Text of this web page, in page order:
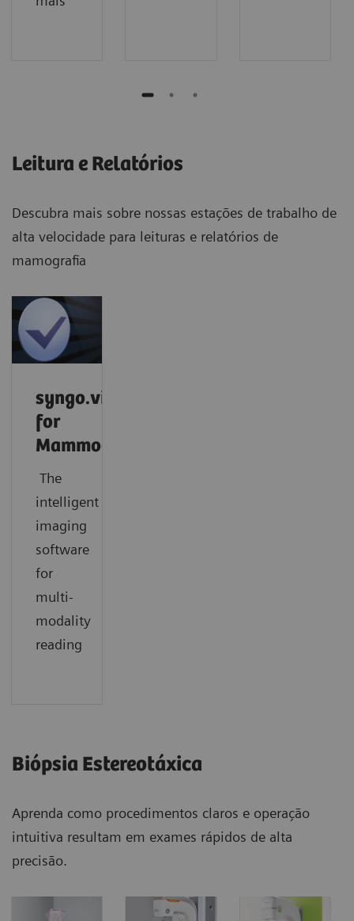
Leitura e Relatórios
Descubra mais sobre nossas estações de trabalho de
alta velocidade para leituras e relatórios de
mamografia
syngo.via
for
Mammography
The
intelligent
imaging
software
for
multi-
modality
reading
Biópsia Estereotáxica
Aprenda como procedimentos claros e operação
intuitiva resultam em exames rápidos de alta
precisão.